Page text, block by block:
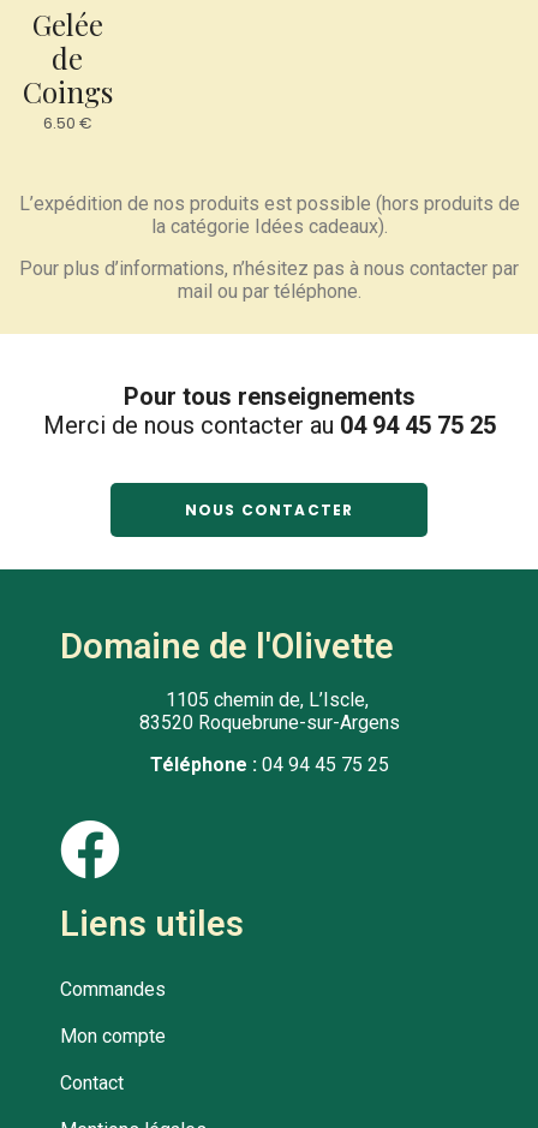
Gelée
de
Coings
6.50 €
L’expédition de nos produits est possible (hors produits de
la catégorie Idées cadeaux).
Pour plus d’informations, n’hésitez pas à nous contacter par
mail ou par téléphone.
Pour tous renseignements
Merci de nous contacter au 04 94 45 75 25
NOUS CONTACTER
Domaine de l'Olivette
1105 chemin de, L’Iscle,
83520 Roquebrune-sur-Argens
Téléphone :04 94 45 75 25
Liens utiles
Commandes
Mon compte
Contact